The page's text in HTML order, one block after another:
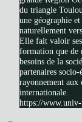
du triangle
une géographie
naturellement
Elle fait valoir
formation que de
besoins de la
partenaires
rayonnement aux
internationale.
https://